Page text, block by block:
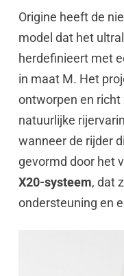
Origine heeft de
model dat het
herdefinieert met
in maat M. Het
ontworpen en richt
natuurlijke
wanneer de rijder
gevormd door het
X20-systeem, dat
ondersteuning en